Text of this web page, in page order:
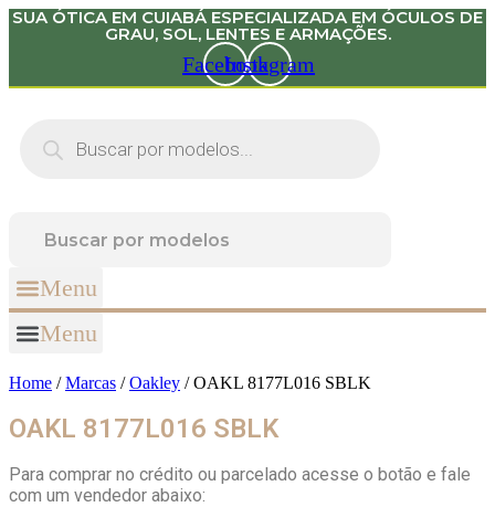
Skip
SUA ÓTICA EM CUIABÁ ESPECIALIZADA EM ÓCULOS DE
GRAU, SOL, LENTES E ARMAÇÕES.
FacebookInstagram
search
Menu
Menu
Home /Marcas /Oakley / OAKL 8177L016 SBLK
OAKL 8177L016 SBLK
Para comprar no crédito ou parcelado acesse o botão e fale
com um vendedor abaixo: